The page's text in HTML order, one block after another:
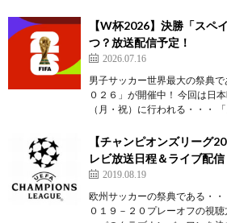
【W杯2026】決勝「スペ
つ？放送配信予定！
2026.07.16
男子サッカー世界最大の祭典
０２６」が開催中！ 今回は日
（月・祝）に行われる・・・
【チャンピオンズリーグ
レビ放送日程＆ライブ配信
2019.08.19
欧州サッカーの祭典である・
０１９－２０プレーオフの視